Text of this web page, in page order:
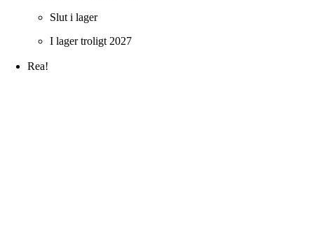
Slut i lager
I lager troligt 2027
Rea!